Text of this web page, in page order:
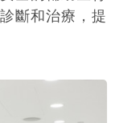
斷和治療，提